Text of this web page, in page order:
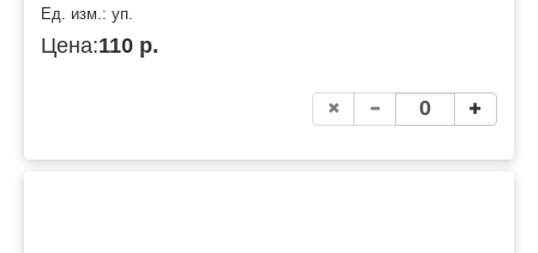
Ед. изм.: уп.
Цена:110 р.